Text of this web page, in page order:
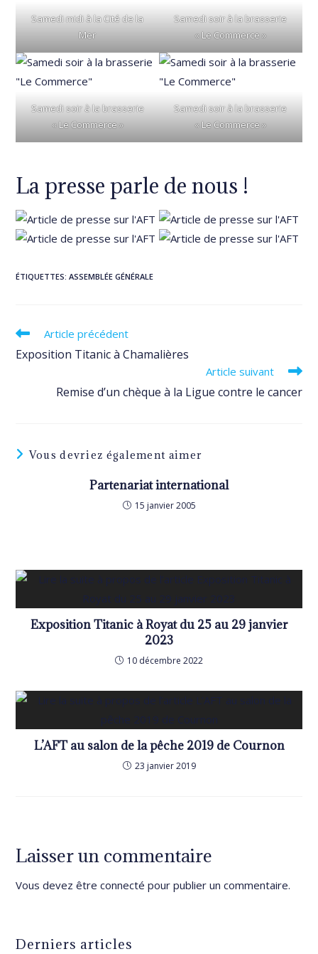
Samedi midi à la Cité de la
Mer
Samedi soir à la brasserie
« Le Commerce »
Samedi soir à la brasserie
« Le Commerce »
Samedi soir à la brasserie
« Le Commerce »
La presse parle de nous !
ÉTIQUETTES:ASSEMBLÉE GÉNÉRALE
Read
articles
Article précédent
Exposition Titanic à Chamalières
Article suivant
Remise d’un chèque à la Ligue contre le cancer
Vous devriez également aimer
Partenariat international
15 janvier 2005
Exposition Titanic à Royat du 25 au 29 janvier
2023
10 décembre 2022
L’AFT au salon de la pêche 2019 de Cournon
23 janvier 2019
Laisser un commentaire
Vous devez êtreconnecté pour publier un commentaire.
Derniers articles